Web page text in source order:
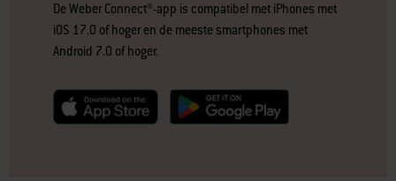
De Weber Connect®-app is compatibel met iPhones met
iOS 17.0 of hoger en de meeste smartphones met
Android 7.0 of hoger.
null